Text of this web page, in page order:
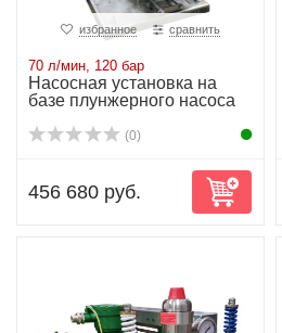
избранное сравнить
70 л/мин, 120 бар
Насосная установка на
базе плунжерного насоса
(0)
456 680 руб.